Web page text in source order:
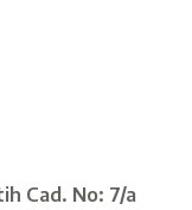
Cad. No: 7/a